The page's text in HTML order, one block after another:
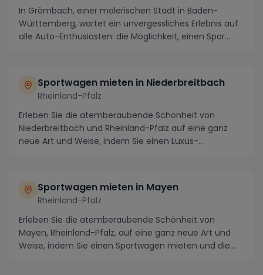
In Grömbach, einer malerischen Stadt in Baden-
Württemberg, wartet ein unvergessliches Erlebnis auf
alle Auto-Enthusiasten: die Möglichkeit, einen Spor...
Sportwagen mieten in Niederbreitbach
Rheinland-Pfalz
Erleben Sie die atemberaubende Schönheit von
Niederbreitbach und Rheinland-Pfalz auf eine ganz
neue Art und Weise, indem Sie einen Luxus-
Sportwagen mieten in Mayen
Rheinland-Pfalz
Erleben Sie die atemberaubende Schönheit von
Mayen, Rheinland-Pfalz, auf eine ganz neue Art und
Weise, indem Sie einen Sportwagen mieten und die